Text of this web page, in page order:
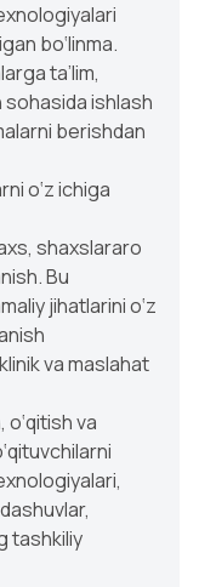
bo‘linma.
ta’lim,
sohasida ishlash
berishdan
o‘z ichiga
shaxslararo
Bu
jihatlarini o‘z
va maslahat
va
tashkiliy